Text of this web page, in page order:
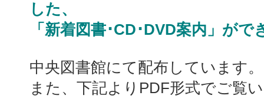
した、
「新着図書･CD･DVD案内」がで
中央図書館にて配布しています。
また、下記よりPDF形式でご覧